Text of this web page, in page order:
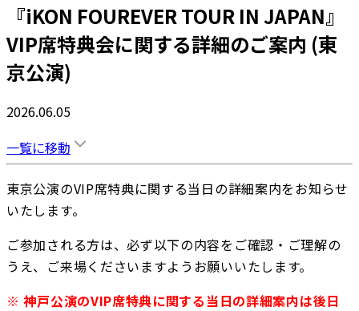
『iKON FOUREVER TOUR IN JAPAN』
VIP席特典会に関する詳細のご案内 (東
京公演)
2026.06.05
一覧に移動
東京公演のVIP席特典に関する当日の詳細案内をお知らせ
いたします。
ご参加される方は、必ず以下の内容をご確認・ご理解の
うえ、ご来場くださいますようお願いいたします。
※ 神戸公演のVIP席特典に関する当日の詳細案内は後日